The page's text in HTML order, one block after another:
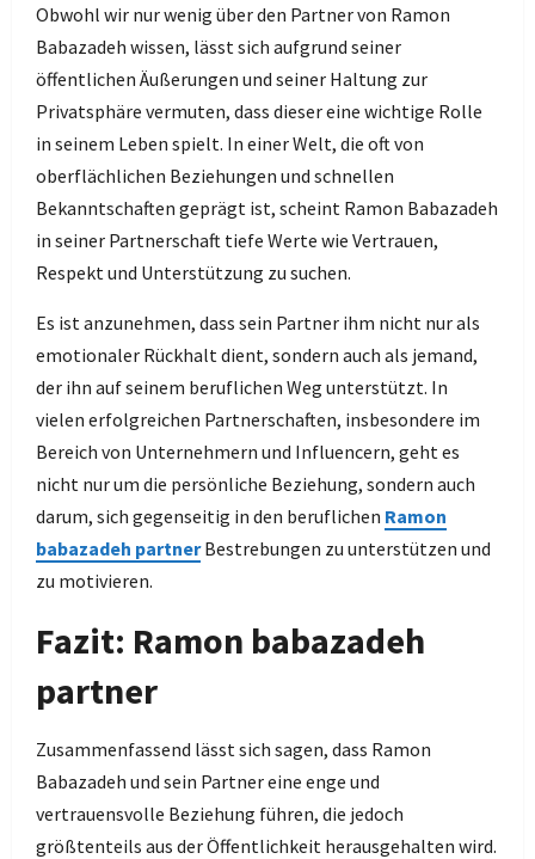
Obwohl wir nur wenig über den Partner von Ramon
Babazadeh wissen, lässt sich aufgrund seiner
öffentlichen Äußerungen und seiner Haltung zur
Privatsphäre vermuten, dass dieser eine wichtige Rolle
in seinem Leben spielt. In einer Welt, die oft von
oberflächlichen Beziehungen und schnellen
Bekanntschaften geprägt ist, scheint Ramon Babazadeh
in seiner Partnerschaft tiefe Werte wie Vertrauen,
Respekt und Unterstützung zu suchen.
Es ist anzunehmen, dass sein Partner ihm nicht nur als
emotionaler Rückhalt dient, sondern auch als jemand,
der ihn auf seinem beruflichen Weg unterstützt. In
vielen erfolgreichen Partnerschaften, insbesondere im
Bereich von Unternehmern und Influencern, geht es
nicht nur um die persönliche Beziehung, sondern auch
darum, sich gegenseitig in den beruflichen Ramon
babazadeh partnerBestrebungen zu unterstützen und
zu motivieren.
Fazit: Ramon babazadeh
partner
Zusammenfassend lässt sich sagen, dass Ramon
Babazadeh und sein Partner eine enge und
vertrauensvolle Beziehung führen, die jedoch
größtenteils aus der Öffentlichkeit herausgehalten wird.